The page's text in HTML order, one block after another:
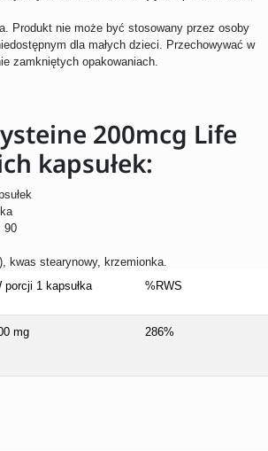
Produkt nie może być stosowany przez osoby
dla małych dzieci. Przechowywać w
zamkniętych opakowaniach.
200mcg Life
kapsułek:
90
kwas stearynowy, krzemionka.
porcji 1 kapsułka %RWS
mg 286%